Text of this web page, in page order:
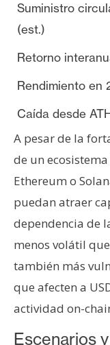
Suministro
(est.)
Retorno
Rendimiento en
Caída desde
A pesar de la
de un ecosistema
Ethereum o
puedan atraer
dependencia de
menos volátil
también más
que afecten a
actividad on-
Escenarios